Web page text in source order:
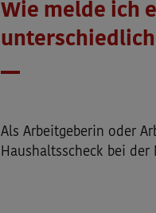
Wie melde ich
Als Arbeitgeberin oder
Haushaltsscheck bei